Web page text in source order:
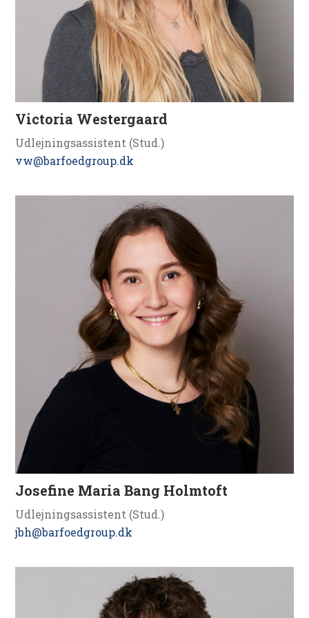
Victoria Westergaard
Udlejningsassistent (Stud.)
vw@barfoedgroup.dk
Josefine Maria Bang Holmtoft
Udlejningsassistent (Stud.)
jbh@barfoedgroup.dk